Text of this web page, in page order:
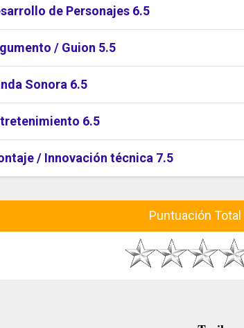
de Personajes 6.5
/ Guion 5.5
Sonora 6.5
6.5
/ Innovación técnica 7.5
Puntuación